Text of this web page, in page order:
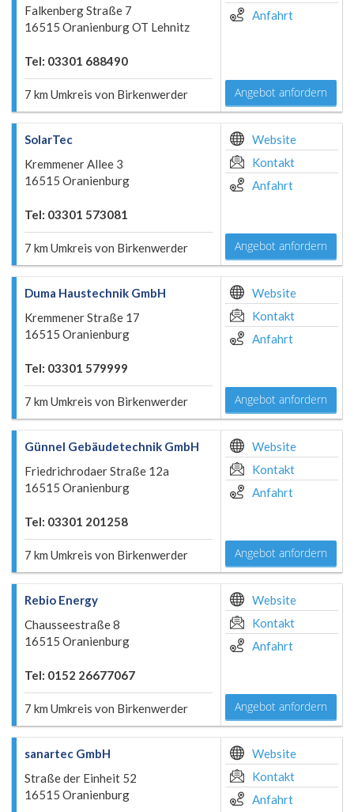
Falkenberg Straße 7
16515 Oranienburg OT Lehnitz
Tel: 03301 688490
7 km Umkreis von Birkenwerder
Anfahrt
Angebot anfordern
SolarTec
Kremmener Allee 3
16515 Oranienburg
Tel: 03301 573081
7 km Umkreis von Birkenwerder
Website
Kontakt
Anfahrt
Angebot anfordern
Duma Haustechnik GmbH
Kremmener Straße 17
16515 Oranienburg
Tel: 03301 579999
7 km Umkreis von Birkenwerder
Website
Kontakt
Anfahrt
Angebot anfordern
Günnel Gebäudetechnik GmbH
Friedrichrodaer Straße 12a
16515 Oranienburg
Tel: 03301 201258
7 km Umkreis von Birkenwerder
Website
Kontakt
Anfahrt
Angebot anfordern
Rebio Energy
Chausseestraße 8
16515 Oranienburg
Tel: 0152 26677067
7 km Umkreis von Birkenwerder
Website
Kontakt
Anfahrt
Angebot anfordern
sanartec GmbH
Straße der Einheit 52
16515 Oranienburg
Website
Kontakt
Anfahrt